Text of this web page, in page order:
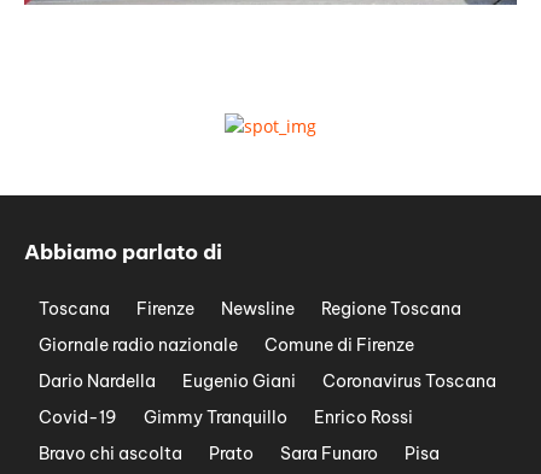
Abbiamo parlato di
Toscana Firenze Newsline
Regione Toscana
Giornale radio nazionale
Comune di Firenze
Dario Nardella
Eugenio Giani
Coronavirus Toscana
Covid-19
Gimmy Tranquillo
Enrico Rossi
Bravo chi ascolta
Prato Sara Funaro
Pisa